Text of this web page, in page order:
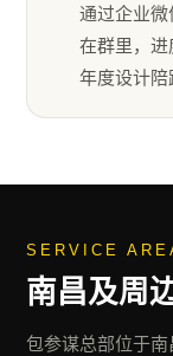
通过企业
在群里，
年度设计陪
SERVICE
南昌及周
包参谋总部位于